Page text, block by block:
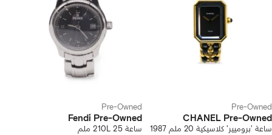
Pre-Owned
CHANEL Pre-Owned
ساعة 'بروميير' كلاسيكية 20 ملم 1987
Pre-Owned
Fendi Pre-Owned
ساعة 210L 25 ملم